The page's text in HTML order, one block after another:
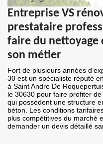
Entreprise VS
prestataire
faire du nettoyage
son métier
Fort de plusieurs années
30 est un spécialiste réputé
à Saint Andre De
le 30630 pour faire profiter
qui possèdent une structure
béton. Les conditions
plus compétitives du marché
demander un devis détaillé